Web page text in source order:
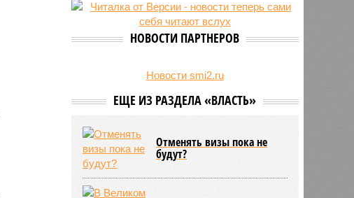
Оплатить проезд в наземном
транспорте Петербурга можно
будет по геолокации
отключения горячей воды в
НОВОСТИ ПАРТНЕРОВ
Новости smi2.ru
ЕЩЕ ИЗ РАЗДЕЛА «ВЛАСТЬ»
Отменять визы пока не
будут?